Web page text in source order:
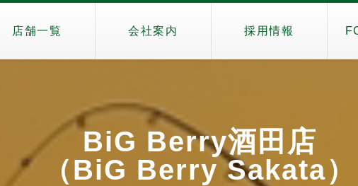
店舗一覧 会社案内 採用情報
BiG Berry酒田店
（BiG Berry Sakata）